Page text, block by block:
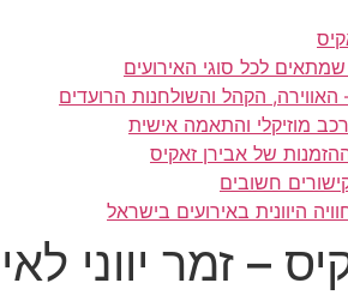
שמתאים לכל סוגי האירועים
הקהל והשולחנות הרועדים
מוזיקלי והתאמה אישית
של אבירן זאקיס
חשובים
היוונית באירועים בישראל
– זמר יווני